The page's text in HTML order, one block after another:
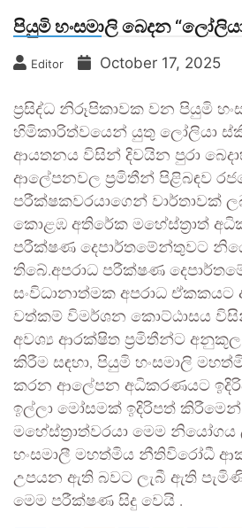
පියුමි හංසමාලි බෙදන
Editor October 17, 2025
ප්‍රසිද්ධ නිරූපිකාවක වන පියුමි
හිමිකාරිත්වයෙන් යුතු ලෝලියා
ආයතනය විසින් දිවයින පුරා
ආලේපනවල ප්‍රමිතීන් පිළිබඳව
පරීක්ෂකවරයාගෙන් වාර්තාවක්
කොළඹ අතිරේක මහේස්ත්‍රාත්
පරීක්ෂණ දෙපාර්තමේන්තුවට
තිබේ.අපරාධ පරීක්ෂණ
සංවිධානාත්මක අපරාධ
වත්කම් විමර්ශන කොට්ඨාසය
අවශ්‍ය ආරක්ෂිත ප්‍රමිතීන්ට
කිරීම සඳහා, පියුමි හංසමාලි
කරන ආලේපන අධිකරණයට
ඉල්ලා මෝසමක් ඉදිරිපත්
මහේස්ත්‍රාත්වරයා මෙම නියෝගය
හංසමාලී මහත්මිය නීතිවිරෝධී
උපයන ඇති බවට ලැබී ඇති
මෙම පරීක්ෂණ සිදු වෙයි .